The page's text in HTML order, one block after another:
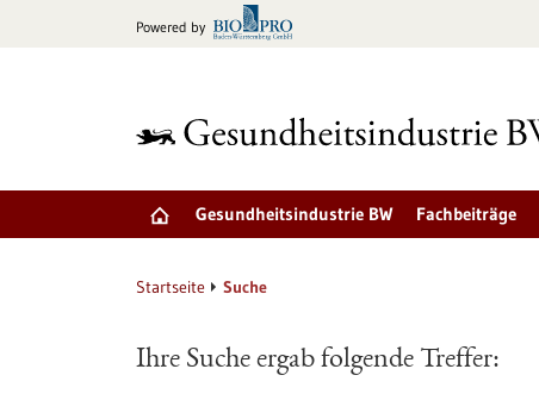
Powered by
Gesundheitsindustrie BW Fachbeiträge
Startseite Suche
Ihre Suche ergab folgende Treffer: